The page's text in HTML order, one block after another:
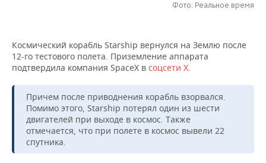
ОТКРЫТАЯ ЛЕКЦИЯ
БАСКЕТБОЛ
ВОЛЕЙБОЛ
КИБЕРСПОРТ
ФИГУРНОЕ КАТАНИЕ
ИНФРАСТРУКТУРА
ИСТОРИЯ
КУЛЬТУРА
МЕДИЦИНА
СПРАВОЧНИК
СПИСОК ПЕРСОН
СПИСОК КОМПАНИЙ
ПОЛНАЯ ВЕРСИЯ
Фото: Реальное время
Космический корабль Starship вернулся на Землю после
12-го тестового полета. Приземление аппарата
подтвердила компания SpaceX в соцсети Х.
Причем после приводнения корабль взорвался.
Помимо этого, Starship потерял один из шести
двигателей при выходе в космос. Также
отмечается, что при полете в космос вывели 22
спутника.